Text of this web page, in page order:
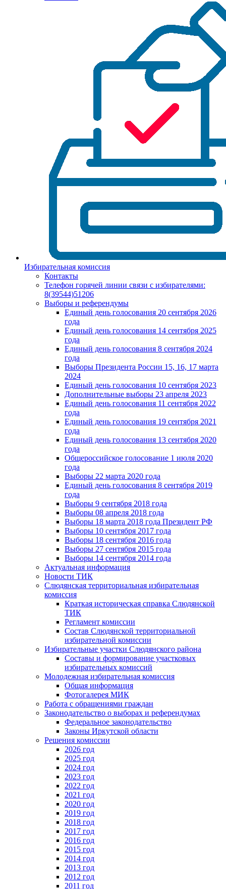
Избирательная комиссия
Контакты
Телефон горячей линии связи с избирателями:
8(39544)51206
Выборы и референдумы
Единый день голосования 20 сентября 2026
года
Единый день голосования 14 сентября 2025
года
Единый день голосования 8 сентября 2024
года
Выборы Президента России 15, 16, 17 марта
2024
Единый день голосования 10 сентября 2023
Дополнительные выборы 23 апреля 2023
Единый день голосования 11 сентября 2022
года
Единый день голосования 19 сентября 2021
года
Единый день голосования 13 сентября 2020
года
Общероссийское голосование 1 июля 2020
года
Выборы 22 марта 2020 года
Единый день голосования 8 сентября 2019
года
Выборы 9 сентября 2018 года
Выборы 08 апреля 2018 года
Выборы 18 марта 2018 года Президент РФ
Выборы 10 сентября 2017 года
Выборы 18 сентября 2016 года
Выборы 27 сентября 2015 года
Выборы 14 сентября 2014 года
Актуальная информация
Новости ТИК
Слюдянская территориальная избирательная
комиссия
Краткая историческая справка Слюдянской
ТИК
Регламент комиссии
Состав Слюдянской территориальной
избирательной комиссии
Избирательные участки Слюдянского района
Составы и формирование участковых
избирательных комиссий
Молодежная избирательная комиссия
Общая информация
Фотогалерея МИК
Работа с обращениями граждан
Законодательство о выборах и референдумах
Федеральное законодательство
Законы Иркутской области
Решения комиссии
2026 год
2025 год
2024 год
2023 год
2022 год
2021 год
2020 год
2019 год
2018 год
2017 год
2016 год
2015 год
2014 год
2013 год
2012 год
2011 год